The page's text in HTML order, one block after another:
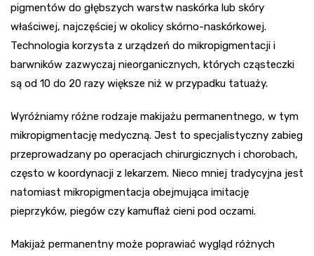
pigmentów do głębszych warstw naskórka lub skóry
właściwej, najczęściej w okolicy skórno-naskórkowej.
Technologia korzysta z urządzeń do mikropigmentacji i
barwników zazwyczaj nieorganicznych, których cząsteczki
są od 10 do 20 razy większe niż w przypadku tatuaży.
Wyróżniamy różne rodzaje makijażu permanentnego, w tym
mikropigmentację medyczną. Jest to specjalistyczny zabieg
przeprowadzany po operacjach chirurgicznych i chorobach,
często w koordynacji z lekarzem. Nieco mniej tradycyjna jest
natomiast mikropigmentacja obejmująca imitację
pieprzyków, piegów czy kamuflaż cieni pod oczami.
Makijaż permanentny może poprawiać wygląd różnych